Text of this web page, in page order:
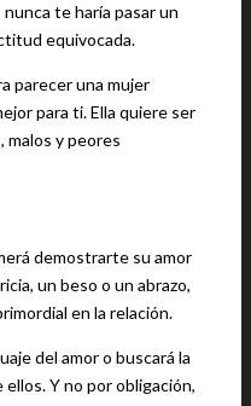
te haría pasar un
equivocada.
parecer una mujer
para ti. Ella quiere ser
malos y peores
demostrarte su amor
un beso o un abrazo,
en la relación.
del amor o buscará la
Y no por obligación,